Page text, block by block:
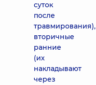
суток
после
травмирования),
вторичные
ранние
(их
накладывают
через